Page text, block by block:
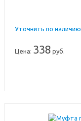
Уточнить по наличию
Цена: 338 руб.